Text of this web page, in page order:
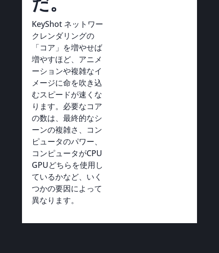
KeyShot ネットワー
クレンダリングの
「コア」を増やせば
増やすほど、アニメ
ーションや複雑なイ
メージに命を吹き込
むスピードが速くな
ります。必要なコア
の数は、最終的なシ
ーンの複雑さ、コン
ピュータのパワー、
コンピュータがCPU
GPUどちらを使用し
ているかなど、いく
つかの要因によって
異なります。